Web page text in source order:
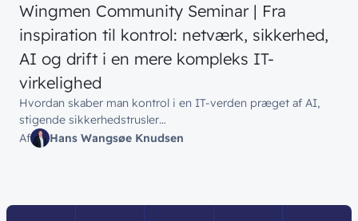
Wingmen Community Seminar | Fra
inspiration til kontrol: netværk, sikkerhed,
AI og drift i en mere kompleks IT-
virkelighed
Hvordan skaber man kontrol i en IT-verden præget af AI,
stigende sikkerhedstrusler…
Af
Hans Wangsøe Knudsen